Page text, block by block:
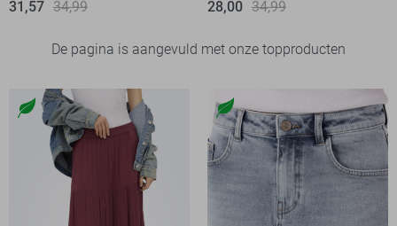
31,57 34,99
28,00 34,99
De pagina is aangevuld met onze topproducten